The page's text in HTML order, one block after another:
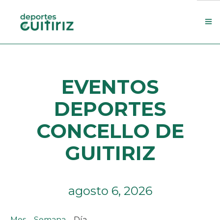
Search Site
EVENTOS
DEPORTES
CONCELLO DE
GUITIRIZ
agosto 6, 2026